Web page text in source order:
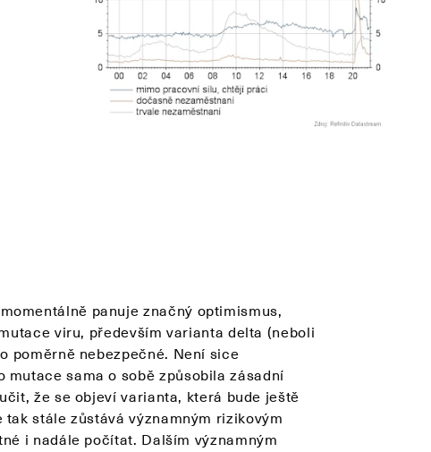
panuje značný optimismus,
viru, především varianta delta (neboli
poměrně nebezpečné. Není sice
mutace sama o sobě způsobila zásadní
že se objeví varianta, která bude ještě
stále zůstává významným rizikovým
i nadále počítat. Dalším významným